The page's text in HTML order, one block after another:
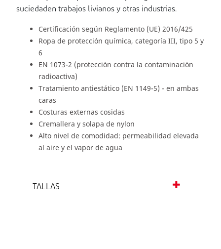
suciedaden trabajos livianos y otras industrias.
Certificación según Reglamento (UE) 2016/425
Ropa de protección química, categoría III, tipo 5 y
6
EN 1073-2 (protección contra la contaminación
radioactiva)
Tratamiento antiestático (EN 1149-5) - en ambas
caras
Costuras externas cosidas
Cremallera y solapa de nylon
Alto nivel de comodidad: permeabilidad elevada
al aire y el vapor de agua
TALLAS